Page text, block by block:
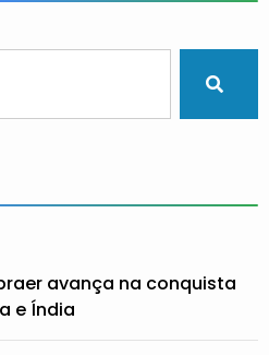
avança na conquista
e Índia